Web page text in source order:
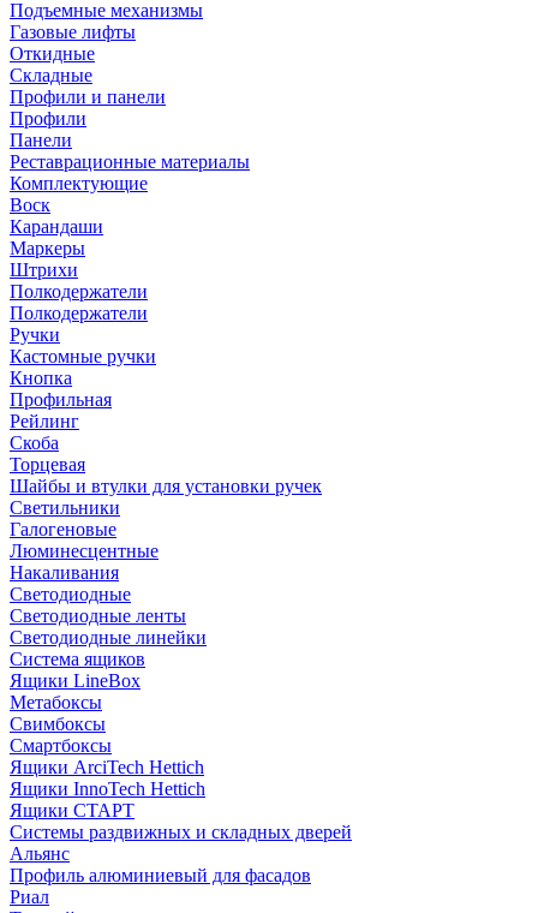
Подъемные механизмы
Газовые лифты
Откидные
Складные
Профили и панели
Профили
Панели
Реставрационные материалы
Комплектующие
Воск
Карандаши
Маркеры
Штрихи
Полкодержатели
Полкодержатели
Ручки
Кастомные ручки
Кнопка
Профильная
Рейлинг
Скоба
Торцевая
Шайбы и втулки для установки ручек
Светильники
Галогеновые
Люминесцентные
Накаливания
Светодиодные
Светодиодные ленты
Светодиодные линейки
Система ящиков
Ящики LineBox
Метабоксы
Свимбоксы
Смартбоксы
Ящики ArciTech Hettich
Ящики InnoTech Hettich
Ящики СТАРТ
Системы раздвижных и складных дверей
Альянс
Профиль алюминиевый для фасадов
Риал